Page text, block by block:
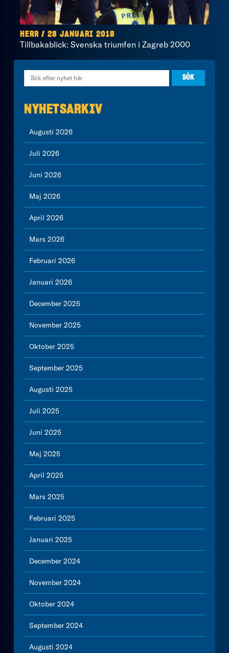
HERR / 28 JANUARI 2018
Tillbakablick: Svenska triumfen i Zagreb 2000
NYHETSARKIV
Augusti 2026
Juli 2026
Juni 2026
Maj 2026
April 2026
Mars 2026
Februari 2026
Januari 2026
December 2025
November 2025
Oktober 2025
September 2025
Augusti 2025
Juli 2025
Juni 2025
Maj 2025
April 2025
Mars 2025
Februari 2025
Januari 2025
December 2024
November 2024
Oktober 2024
September 2024
Augusti 2024